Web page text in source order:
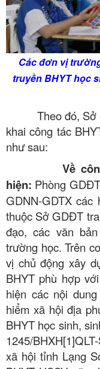
Các đơn vị
truyền BHYT học
Theo đó, Sở
khai công tác
như sau:
Về
hiện: Phòng
GDNN-GDTX
thuộc Sở GDĐT
đạo, các văn
trường học. Trên
vị chủ động xây
BHYT phù hợp
hiện các nội
hiểm xã hội địa
BHYT học sinh,
1245/
xã hội tỉnh Lạng